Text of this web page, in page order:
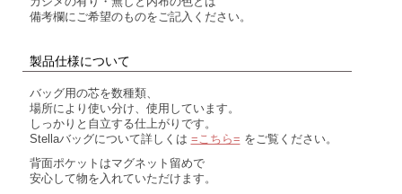
備考欄にご希望のものをご記入ください。
製品仕様について
バッグ用の芯を数種類、
場所により使い分け、使用しています。
しっかりと自立する仕上がりです。
Stellaバッグについて詳しくは =こちら= をご覧ください。
背面ポケットはマグネット留めで
安心して物を入れていただけます。